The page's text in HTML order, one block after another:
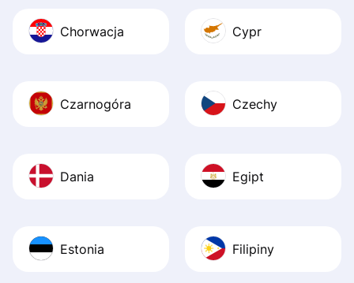
Chorwacja Cypr
Czarnogóra Czechy
Dania Egipt
Estonia Filipiny